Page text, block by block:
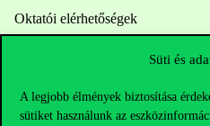
Süti és
A legjobb élmények biztosítása
sütiket használunk az
Oktatói elérhetőségek
HUB jelenlegi hallgatóinknak
Sajtó:press@uni-corvinus.hu